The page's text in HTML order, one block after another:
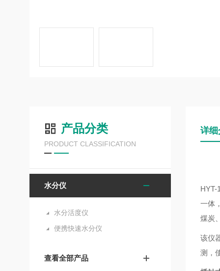
产品分类
PRODUCT CLASSIFICATION
水分仪
水分活度仪
便携快速水分仪
查看全部产品
详细
HYT-
一体
煤炭
该仪
测，